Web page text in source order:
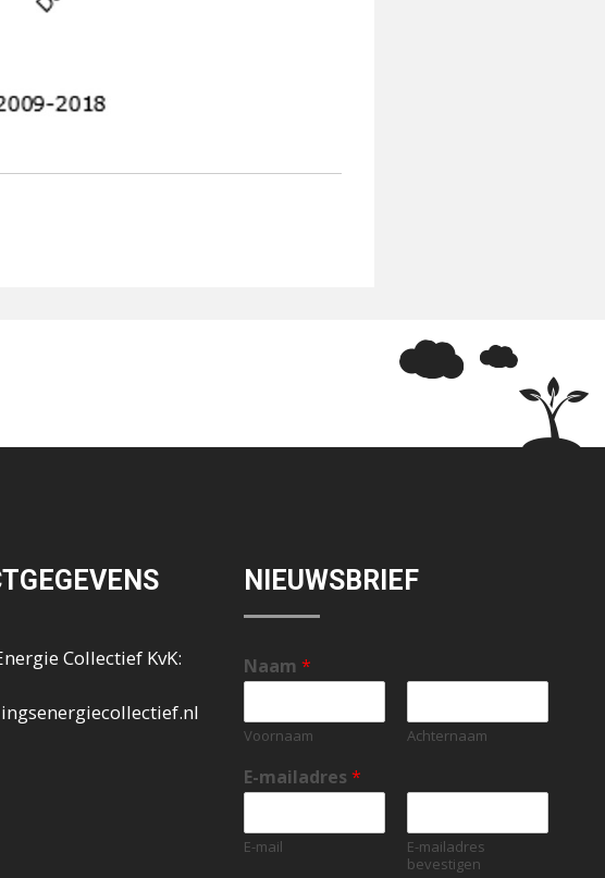
Collectief KvK:
NIEUWSBRIEF
Naam *
Voornaam Achternaam
E-mailadres *
E-mail
E-mailadres
bevestigen